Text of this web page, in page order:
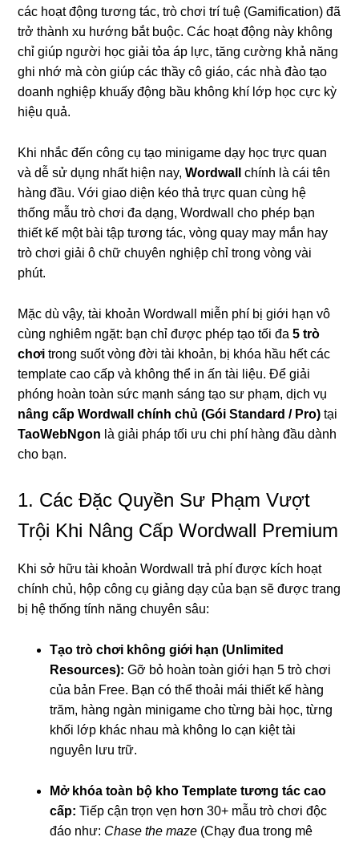
các hoạt động tương tác, trò chơi trí tuệ (Gamification) đã
trở thành xu hướng bắt buộc. Các hoạt động này không
chỉ giúp người học giải tỏa áp lực, tăng cường khả năng
ghi nhớ mà còn giúp các thầy cô giáo, các nhà đào tạo
doanh nghiệp khuấy động bầu không khí lớp học cực kỳ
hiệu quả.
Khi nhắc đến công cụ tạo minigame dạy học trực quan
và dễ sử dụng nhất hiện nay,Wordwall
chính là cái tên
hàng đầu. Với giao diện kéo thả trực quan cùng hệ
thống mẫu trò chơi đa dạng, Wordwall cho phép bạn
thiết kế một bài tập tương tác, vòng quay may mắn hay
trò chơi giải ô chữ chuyên nghiệp chỉ trong vòng vài
phút.
Mặc dù vậy, tài khoản Wordwall miễn phí bị giới hạn vô
cùng nghiêm ngặt: bạn chỉ được phép tạo tối đa5 trò
chơi trong suốt vòng đời tài khoản, bị khóa hầu hết các
template cao cấp và không thể in ấn tài liệu. Để giải
phóng hoàn toàn sức mạnh sáng tạo sư phạm, dịch vụ
nâng cấp Wordwall chính chủ (Gói Standard / Pro) tại
TaoWebNgon là giải pháp tối ưu chi phí hàng đầu dành
cho bạn.
1. Các Đặc Quyền Sư Phạm Vượt
Trội Khi Nâng Cấp Wordwall Premium
Khi sở hữu tài khoản Wordwall trả phí được kích hoạt
chính chủ, hộp công cụ giảng dạy của bạn sẽ được trang
bị hệ thống tính năng chuyên sâu:
Tạo trò chơi không giới hạn (Unlimited
Resources): Gỡ bỏ hoàn toàn giới hạn 5 trò chơi
của bản Free. Bạn có thể thoải mái thiết kế hàng
trăm, hàng ngàn minigame cho từng bài học, từng
khối lớp khác nhau mà không lo cạn kiệt tài
nguyên lưu trữ.
Mở khóa toàn bộ kho Template tương tác cao
cấp: Tiếp cận trọn vẹn hơn 30+ mẫu trò chơi độc
đáo như: Chase the maze (Chạy đua trong mê